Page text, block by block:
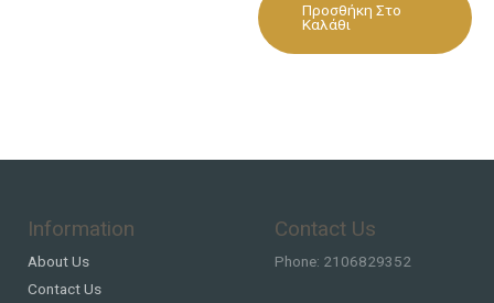
Προσθήκη Στο
Καλάθι
Information
About Us
Contact Us
Contact Us
Phone: 2106829352